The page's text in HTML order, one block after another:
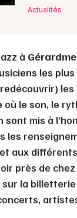
Je m'abonne
Actualités
à
les
où le son, le
sont mis à
les
aux
près de chez
la